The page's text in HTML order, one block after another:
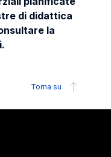
di didattica
la
Torna su